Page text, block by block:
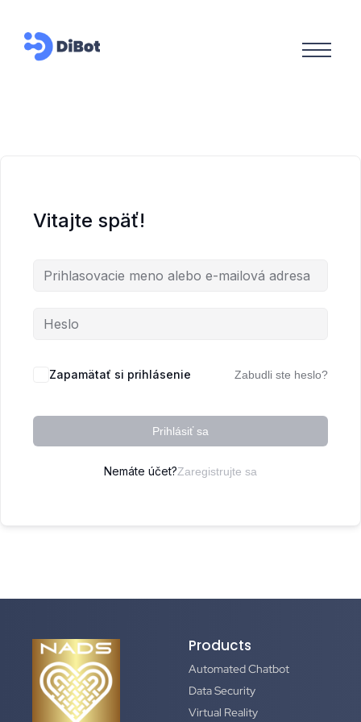
Vitajte späť!
Zapamätať si prihlásenie Zabudli ste heslo?
Prihlásiť sa
Nemáte účet?Zaregistrujte sa
Products
Automated Chatbot
Data Security
Virtual Reality